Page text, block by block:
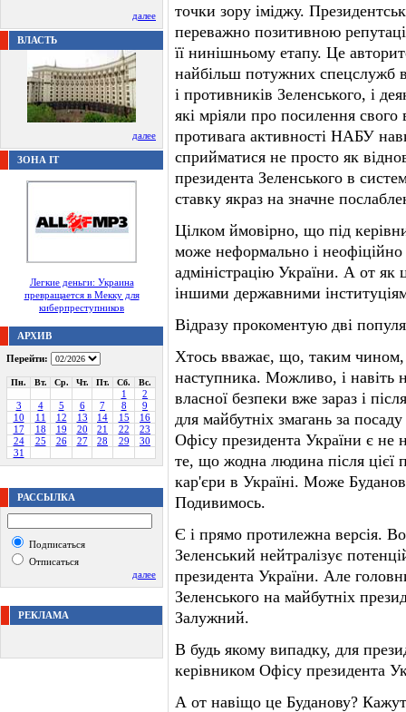
далее
ВЛАСТЬ
далее
ЗОНА IT
Легкие деньги: Украина
превращается в Мекку для
киберпреступников
АРХИВ
Перейти:
Пн. Вт. Ср. Чт. Пт. Сб. Вс.
1
2
3
4 5 6 7 8
9
10
11 12 13 14 15
16
17
18 19 20 21 22
23
24
25 26 27 28 29
30
31
РАССЫЛКА
Подписаться
Отписаться
далее
РЕКЛАМА
точки зору іміджу.
переважно позитивною
її нинішньому етапу. Це
найбільш потужних спецслужб
і противників Зеленського, і
які мріяли про посилення
противага активності НАБУ
сприйматися не просто як
президента Зеленського в
ставку якраз на значне
Цілком ймовірно, що під
може неформально і неофіційно
адміністрацію України. А от як
іншими державними
Відразу прокоментую дві
Хтось вважає, що, таким чином,
наступника. Можливо, і навіть
власної безпеки вже зараз і
для майбутніх змагань за
Офісу президента України є
те, що жодна людина після цієї
кар'єри в Україні. Може
Подивимось.
Є і прямо протилежна версія.
Зеленський нейтралізує
президента України. Але
Зеленського на майбутніх
Залужний.
В будь якому випадку, для
керівником Офісу президента
А от навіщо це Буданову?